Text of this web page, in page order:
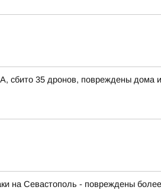
сбито 35 дронов, повреждены дома
на Севастополь - повреждены